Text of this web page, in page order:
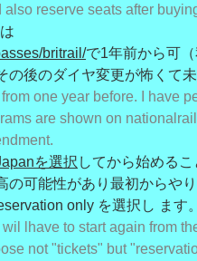
reserve seats after
britrail/で1年前から可
後のダイヤ変更が怖くて
one year before. I have
are shown on
を選択 してから始める
可能性があり最初からや
only を選択し ます
wil lhave to start again from
not "tickets" but